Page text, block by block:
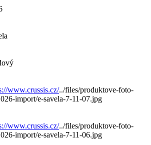
www.crussis.cz/../files/produktove-foto-
import/e-savela-7-11-07.jpg
www.crussis.cz/../files/produktove-foto-
import/e-savela-7-11-06.jpg